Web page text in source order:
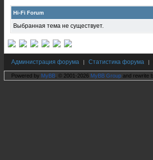
Hi-Fi Forum
Выбранная тема не существует.
Администрация форума | Статистика форума |
Powered by MyBB , © 2001-2026 MyBB Group and rewrite